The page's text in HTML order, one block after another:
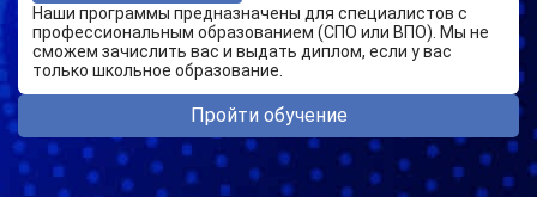
Наши программы предназначены для специалистов с
профессиональным образованием (СПО или ВПО). Мы не
сможем зачислить вас и выдать диплом, если у вас
только школьное образование.
Пройти обучение